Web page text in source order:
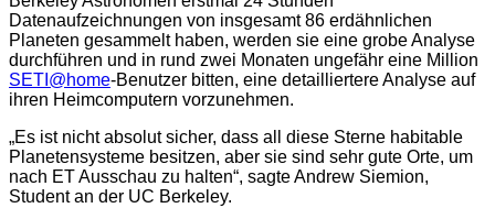
Datenaufzeichnungen von insgesamt 86 erdähnlichen
Planeten gesammelt haben, werden sie eine grobe Analyse
durchführen und in rund zwei Monaten ungefähr eine Million
SETI@home-Benutzer bitten, eine detailliertere Analyse auf
ihren Heimcomputern vorzunehmen.
„Es ist nicht absolut sicher, dass all diese Sterne habitable
Planetensysteme besitzen, aber sie sind sehr gute Orte, um
nach ET Ausschau zu halten“, sagte Andrew Siemion,
Student an der UC Berkeley.